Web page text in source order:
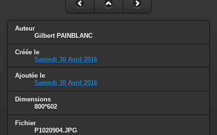
Auteur
Gilbert PAINBLANC
Créée le
Samedi 30 Avril 2016
Ajoutée le
Samedi 30 Avril 2016
Dimensions
800*602
Fichier
P1020904.JPG